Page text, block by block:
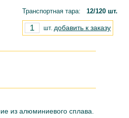
Транспортная тара: 12/120 шт.
шт. добавить к заказу
из алюминиевого сплава.